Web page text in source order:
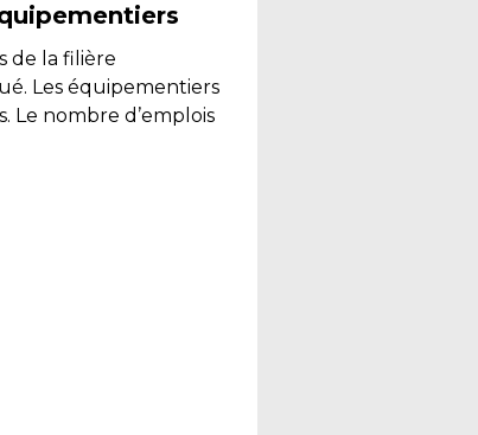
de la filière
Les équipementiers
Le nombre d’emplois